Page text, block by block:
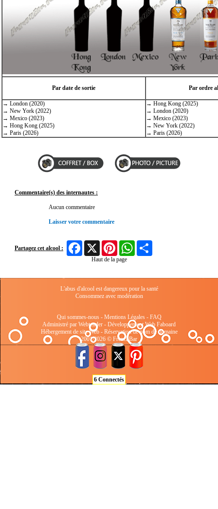
Par date de sortie Par ordre
→ London (2020)
→ New York (2022)
→ Mexico (2023)
→ Hong Kong (2025)
→ Paris (2026)
→ Hong Kong (2025)
→ London (2020)
→ Mexico (2023)
→ New York (2022)
→ Paris (2026)
Commentaire(s) des internautes :
Aucun commentaire
Laisser votre commentaire
Partagez cet alcool :
FacebookX Pinterest WhatsApp
Haut de la page
L'abus d'alcool est dangereux pour la santé
Consommez avec modération
Qui sommes-nous- Mentions Légales- FAQ
Administré par Webtender - Développement Web Faboard
Hébergement de site Web- Réservation de nom de domaine
2001/2026 © FrenchBar
6 Connectés